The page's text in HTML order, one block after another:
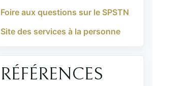
Foire aux questions sur le SPSTN
Site des services à la personne
RÉFÉRENCES